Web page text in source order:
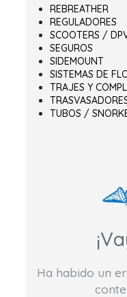
REBREATHER
REGULADORES
SCOOTERS /
SEGUROS
SIDEMOUNT
SISTEMAS DE
TRAJES Y
TUBOS /
Ha habido un